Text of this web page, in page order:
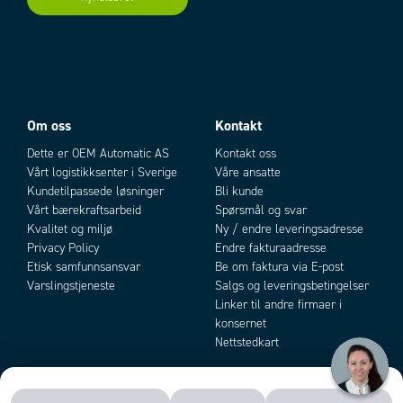
Produsentens artikkelnummer
Om oss
Dette er OEM Automatic AS
Vårt logistikksenter i Sverige
Kundetilpassede løsninger
Vårt bærekraftsarbeid
Kvalitet og miljø
Privacy Policy
Etisk samfunnsansvar
Varslingstjeneste
Kontakt
Kontakt oss
Våre ansatte
Bli kunde
Spørsmål og svar
Ny / endre leveringsadresse
Endre fakturaadresse
Be om faktura via E-post
Salgs og leveringsbetingelser
Linker til andre firmaer i
konsernet
Nettstedkart